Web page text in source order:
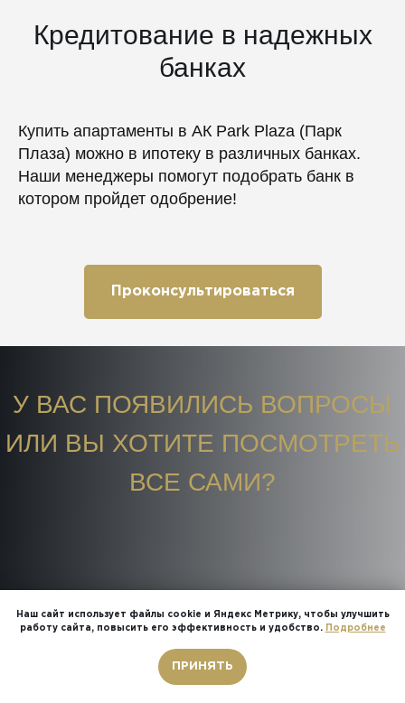
Кредитование в надежных
банках
Купить апартаменты в АК Park Plaza (Парк
Плаза) можно в ипотеку в различных банках.
Наши менеджеры помогут подобрать банк в
котором пройдет одобрение!
Проконсультироваться
У ВАС ПОЯВИЛИСЬ ВОПРОСЫ
ИЛИ ВЫ ХОТИТЕ ПОСМОТРЕТЬ
ВСЕ САМИ?
БЕСПЛАТНАЯ КОНСУЛЬТАЦИЯ!
ОСТАВИТЬ ЗАЯВКУ
Звонок бесплатный
Наш сайт использует файлы cookie и Яндекс Метрику, чтобы улучшить
работу сайта, повысить его эффективность и удобство.
Подробнее
ПРИНЯТЬ